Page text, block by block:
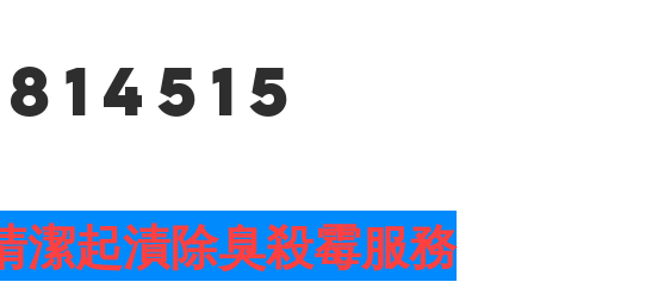
潔起漬除臭殺霉服務